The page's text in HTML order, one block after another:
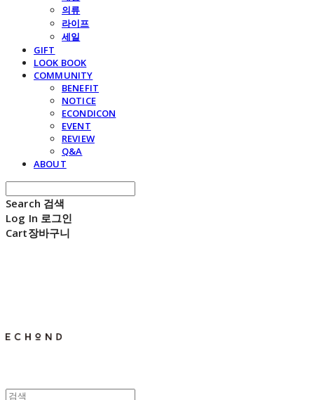
의류
라이프
세일
GIFT
LOOK BOOK
COMMUNITY
BENEFIT
NOTICE
ECONDICON
EVENT
REVIEW
Q&A
ABOUT
Search 검색
Log In 로그인
Cart장바구니